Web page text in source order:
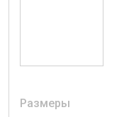
Размеры